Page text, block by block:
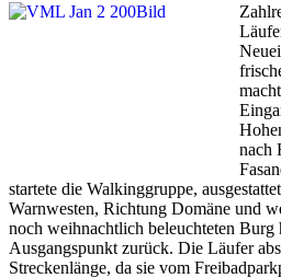
nach
startete die Walkinggruppe,
Warnwesten, Richtung Domäne und
noch weihnachtlich beleuchteten
Ausgangspunkt zurück. Die Läufer
Streckenlänge, da sie vom